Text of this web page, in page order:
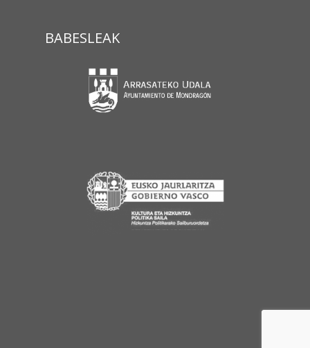
BABESLEAK